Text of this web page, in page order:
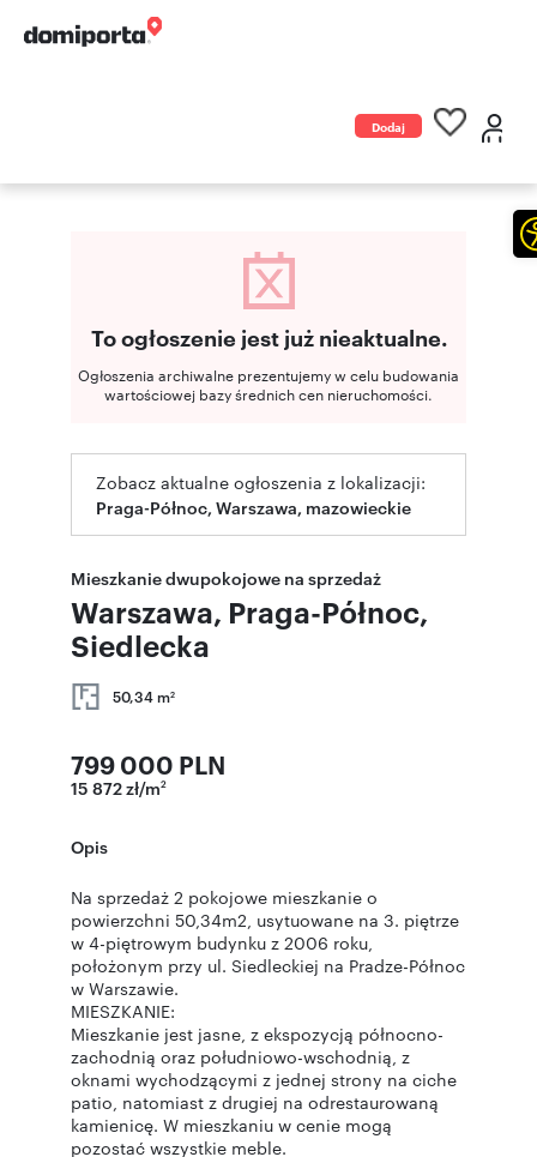
Dodaj
To ogłoszenie jest już nieaktualne.
Ogłoszenia archiwalne prezentujemy w celu budowania
wartościowej bazy średnich cen nieruchomości.
Zobacz aktualne ogłoszenia z lokalizacji:
Praga-Północ, Warszawa, mazowieckie
Mieszkanie dwupokojowe na sprzedaż
Warszawa, Praga-Północ,
Siedlecka
50,34 m2
799 000 PLN
15 872 zł/m2
Opis
Na sprzedaż 2 pokojowe mieszkanie o
powierzchni 50,34m2, usytuowane na 3. piętrze
w 4-piętrowym budynku z 2006 roku,
położonym przy ul. Siedleckiej na Pradze-Północ
w Warszawie.
MIESZKANIE:
Mieszkanie jest jasne, z ekspozycją północno-
zachodnią oraz południowo-wschodnią, z
oknami wychodzącymi z jednej strony na ciche
patio, natomiast z drugiej na odrestaurowaną
kamienicę. W mieszkaniu w cenie mogą
pozostać wszystkie meble.